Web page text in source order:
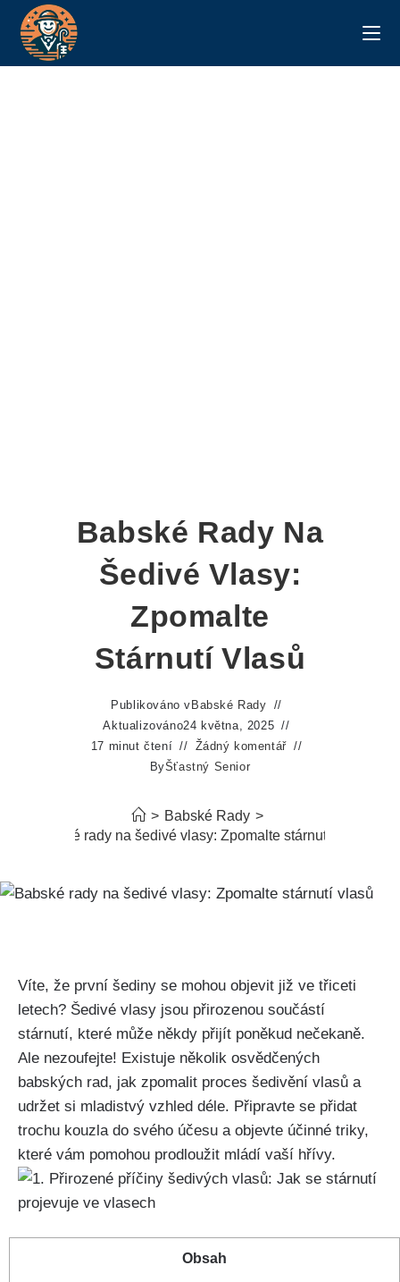
Babské Rady Na
Šedivé Vlasy:
Zpomalte
Stárnutí Vlasů
Publikováno v Babské Rady
Aktualizováno24 května, 2025
17 minut čtení
Žádný komentář
ByŠťastný Senior
> Babské Rady >
Babské rady na šedivé vlasy: Zpomalte stárnutí vlasů
Víte, že první šediny se mohou objevit již ve třiceti
letech? Šedivé vlasy jsou přirozenou součástí
stárnutí, které může někdy přijít poněkud nečekaně.⁢
Ale nezoufejte! Existuje několik⁢ osvědčených
babských rad, jak zpomalit proces šedivění​ vlasů ⁢a
udržet si mladistvý ‍vzhled déle. Připravte se⁤ přidat
trochu kouzla do svého účesu a ​objevte účinné triky, ​
které vám pomohou prodloužit mládí vaší hřívy.
Obsah